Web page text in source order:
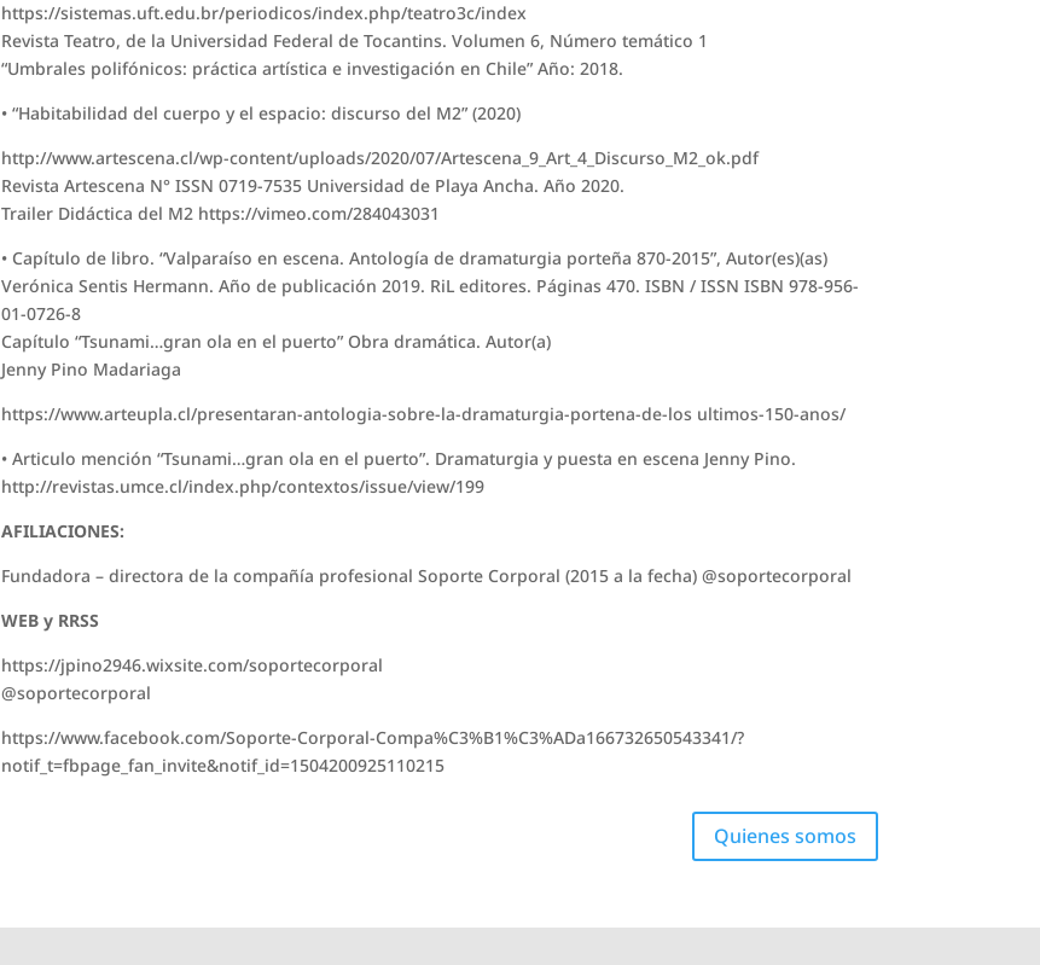
https://sistemas.uft.edu.br/periodicos/index.php/teatro3c/index
Revista Teatro, de la Universidad Federal de Tocantins. Volumen 6, Número temático 1
“Umbrales polifónicos: práctica artística e investigación en Chile” Año: 2018.
• “Habitabilidad del cuerpo y el espacio: discurso del M2” (2020)
http://www.artescena.cl/wp-content/uploads/2020/07/Artescena_9_Art_4_Discurso_M2_ok.pdf
Revista Artescena N° ISSN 0719-7535 Universidad de Playa Ancha. Año 2020.
Trailer Didáctica del M2 https://vimeo.com/284043031
• Capítulo de libro. “Valparaíso en escena. Antología de dramaturgia porteña 870-2015”, Autor(es)(as)
Verónica Sentis Hermann. Año de publicación 2019. RiL editores. Páginas 470. ISBN / ISSN ISBN 978-956-
01-0726-8
Capítulo “Tsunami…gran ola en el puerto” Obra dramática. Autor(a)
Jenny Pino Madariaga
https://www.arteupla.cl/presentaran-antologia-sobre-la-dramaturgia-portena-de-los ultimos-150-anos/
• Articulo mención “Tsunami…gran ola en el puerto”. Dramaturgia y puesta en escena Jenny Pino.
http://revistas.umce.cl/index.php/contextos/issue/view/199
AFILIACIONES:
Fundadora – directora de la compañía profesional Soporte Corporal (2015 a la fecha) @soportecorporal
WEB y RRSS
https://jpino2946.wixsite.com/soportecorporal
@soportecorporal
https://www.facebook.com/Soporte-Corporal-Compa%C3%B1%C3%ADa166732650543341/?
notif_t=fbpage_fan_invite&notif_id=1504200925110215
Quienes somos